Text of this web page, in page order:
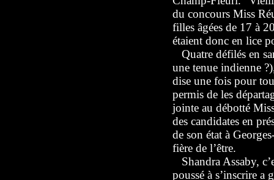
du concours Miss
filles âgées de 17 à
étaient donc en lice
Quatre défilés en
une tenue indienne
dise une fois pour
permis de les
jointe au débotté
des candidates en
de son état à
fière de l’être.
Shandra Assaby,
poussé à s’inscrire